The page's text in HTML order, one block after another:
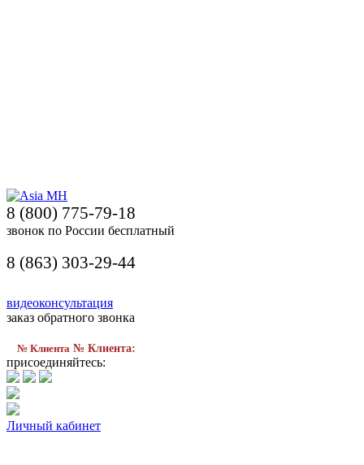
8 (800) 775-79-18
звонок по России бесплатный
8 (863) 303-29-44
видеоконсультация
заказ обратного звонка
№ Клиента № Клиента:
присоединяйтесь:
Личный кабинет